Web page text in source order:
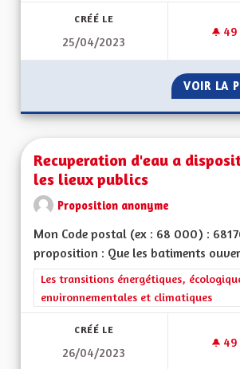
CRÉÉ LE
25/04/2023
49
VOIR LA
Recuperation d'eau a
les lieux publics
Proposition anonyme
Mon Code postal (ex : 68 000) :
proposition : Que les batiments
Filtrer les résultats de la catégorie :
Les transitions énergétiques,
environnementales et climatiques
CRÉÉ LE
26/04/2023
49